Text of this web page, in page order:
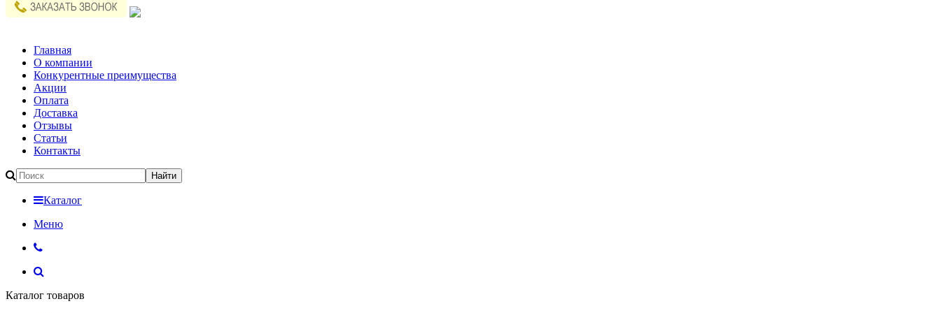
Главная
О компании
Конкурентные преимущества
Акции
Оплата
Доставка
Отзывы
Статьи
Контакты
Каталог
Меню
Каталог товаров